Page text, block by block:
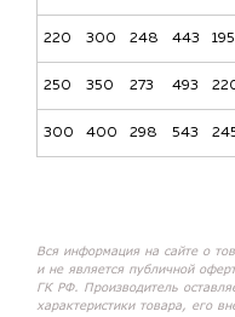
220 300 248 443 195
250 350 273 493
300 400 298 543
Вся информация на сайте о
и не является публичной
ГК РФ. Производитель
характеристики товара, его